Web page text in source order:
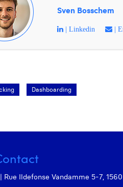
Sven Bosschem
| Linkedin |
Dashboarding
Rue Ildefonse Vandamme 5-7,